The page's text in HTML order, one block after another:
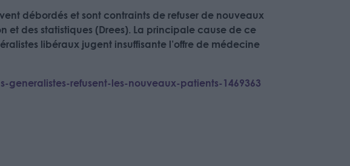
débordés et sont contraints de refuser de nouveaux
et des statistiques (Drees). La principale cause de ce
libéraux jugent insuffisante l’offre de médecine
refusent-les-nouveaux-patients-1469363